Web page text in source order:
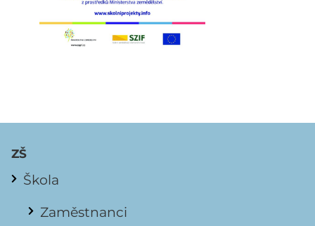
ZŠ
Škola
Zaměstnanci